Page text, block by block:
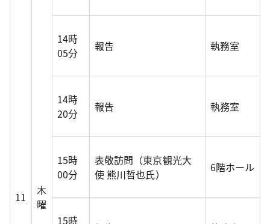
11
木
曜
14時
05分
報告 執務室
14時
20分
報告 執務室
15時
00分
表敬訪問（東京観光大
使 熊川哲也氏）
6階ホール
15時